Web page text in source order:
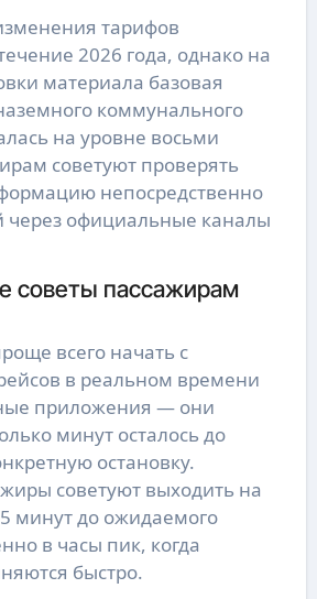
тарифов
2026 года, однако на
материала базовая
коммунального
на уровне восьми
советуют проверять
непосредственно
через официальные каналы
советы пассажирам
всего начать с
в реальном времени
приложения — они
минут осталось до
остановку.
советуют выходить на
минут до ожидаемого
в часы пик, когда
быстро.